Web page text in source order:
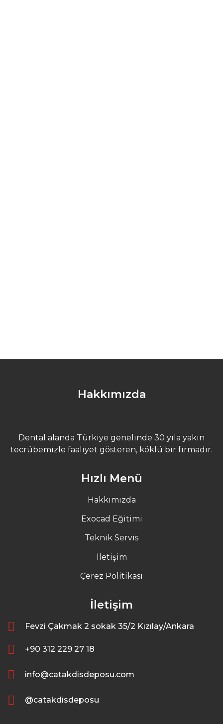
Hakkımızda
Dental alanda Türkiye genelinde 30 yıla yakın
tecrübemizle faaliyet gösteren, köklü bir firmadır.
Hızlı Menü
Hakkımızda
Exocad Eğitimi
Teknik Servis
İletişim
Çerez Politikası
İletişim
Fevzi Çakmak 2 sokak 35/2 Kızılay/Ankara
+90 312 229 27 18
info@catakdisdeposu.com
@catakdisdeposu